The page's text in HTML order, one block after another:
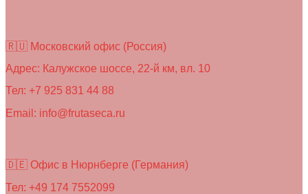
🇷🇺 Московский офис (Россия)
Адрес: Калужское шоссе, 22-й км, вл. 10
Тел: +7 925 831 44 88
Email: info@frutaseca.ru
🇩🇪 Офис в Нюрнберге (Германия)
Тел: +49 174 7552099